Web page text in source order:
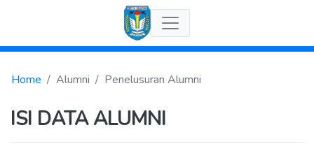
Home Alumni Penelusuran Alumni
ISI DATA ALUMNI